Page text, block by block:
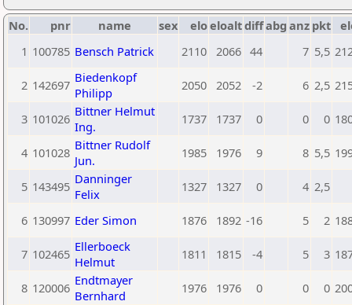
No. pnr name sex eloeloaltdiffabg anz pkt
1 100785 Bensch Patrick 2110 2066 44 7 5,5
2 142697 Biedenkopf
Philipp
2050 2052 -2 6 2,5
3 101026 Bittner Helmut
Ing.
1737 1737 0 0 0
4 101028 Bittner Rudolf
Jun.
1985 1976 9 8 5,5
5 143495 Danninger
Felix
1327 1327 0 4 2,5
6 130997 Eder Simon 1876 1892 -16 5 2
7 102465 Ellerboeck
Helmut
1811 1815 -4 5 3
8 120006 Endtmayer
Bernhard
1976 1976 0 0 0